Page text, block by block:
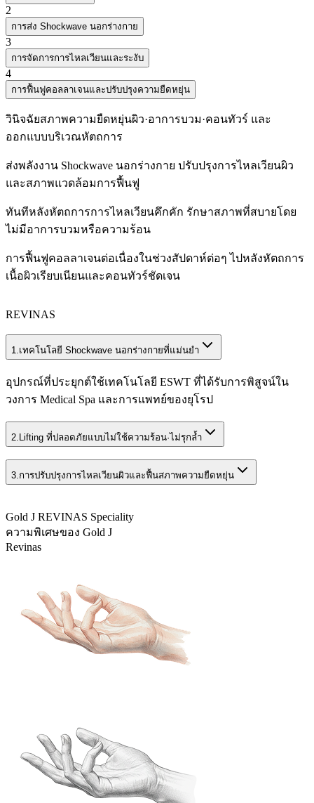
2
การส่ง Shockwave นอกร่างกาย
3
การจัดการการไหลเวียนและระงับ
4
การฟื้นฟูคอลลาเจนและปรับปรุงความยืดหยุ่น
วินิจฉัยสภาพความยืดหยุ่นผิว·อาการบวม·คอนทัวร์ และ
ออกแบบบริเวณหัตถการ
ส่งพลังงาน Shockwave นอกร่างกาย ปรับปรุงการไหลเวียนผิว
และสภาพแวดล้อมการฟื้นฟู
ทันทีหลังหัตถการการไหลเวียนคึกคัก รักษาสภาพที่สบายโดย
ไม่มีอาการบวมหรือความร้อน
การฟื้นฟูคอลลาเจนต่อเนื่องในช่วงสัปดาห์ต่อๆ ไปหลังหัตถการ
เนื้อผิวเรียบเนียนและคอนทัวร์ชัดเจน
REVINAS
1.เทคโนโลยี Shockwave นอกร่างกายที่แม่นยำ
อุปกรณ์ที่ประยุกต์ใช้เทคโนโลยี ESWT ที่ได้รับการพิสูจน์ใน
วงการ Medical Spa และการแพทย์ของยุโรป
2. Lifting ที่ปลอดภัยแบบไม่ใช้ความร้อน·ไม่รุกล้ำ
3.การปรับปรุงการไหลเวียนผิวและฟื้นสภาพความยืดหยุ่น
Gold J REVINAS Speciality
ความพิเศษของ Gold J
Revinas